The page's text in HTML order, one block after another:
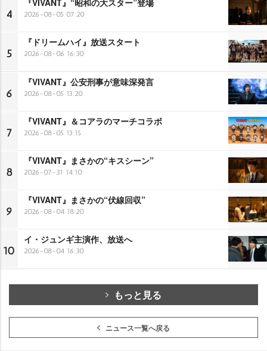
4 2026-08-05 07:20
5
『ドリームハイ』放送スタート
2026-08-06 16:30
6
『VIVANT』公安刑事が意味深発言
2026-08-05 13:20
7
『VIVANT』＆コアラのマーチコラボ
2026-08-05 13:15
8
『VIVANT』まさかの“キスシーン”
2026-07-31 14:10
9
『VIVANT』まさかの“伏線回収”
2026-08-04 18:20
10
イ・ジュンギ主演作、放送へ
2026-08-04 16:30
もっと見る
ニュース一覧へ戻る